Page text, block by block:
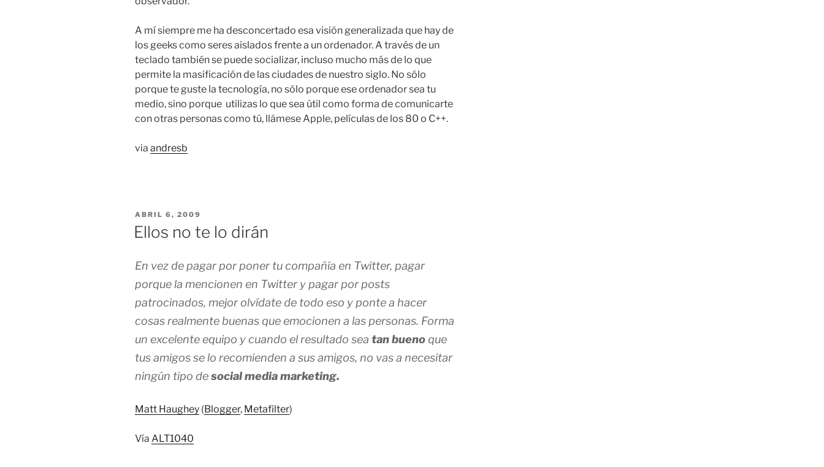
A mí siempre me ha desconcertado esa visión generalizada que hay de
los geeks como seres aislados frente a un ordenador. A través de un
teclado también se puede socializar, incluso mucho más de lo que
permite la masificación de las ciudades de nuestro siglo. No sólo
porque te guste la tecnología, no sólo porque ese ordenador sea tu
medio, sino porque utilizas lo que sea útil como forma de comunicarte
con otras personas como tú, llámese Apple, películas de los 80 o C++.
via andresb
PUBLICADO
ABRIL 6, 2009
Ellos no te lo dirán
En vez de pagar por poner tu compañía en Twitter, pagar
porque la mencionen en Twitter y pagar por posts
patrocinados, mejor olvídate de todo eso y ponte a hacer
cosas realmente buenas que emocionen a las personas. Forma
un excelente equipo y cuando el resultado sea tan buenoque
tus amigos se lo recomienden a sus amigos, no vas a necesitar
ningún tipo desocial media marketing.
Matt Haughey (Blogger, Metafilter)
Vía ALT1040